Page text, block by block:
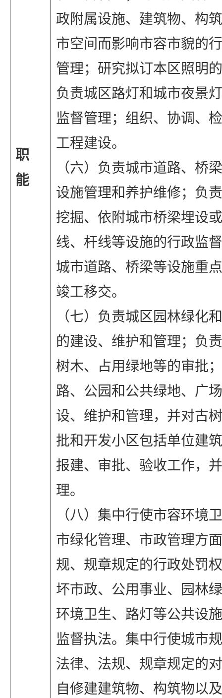
职
能
政附属设施、建筑物、构
市空间而影响市容市貌的
管理；研究拟订本区照明
负责城区路灯和城市夜景
监督管理；组织、协调、
工程建设。
（六）负责城市道路、桥
设施管理和养护维修；负
挖掘、依附城市桥梁埋设
线、杆线等设施的行政监
城市道路、桥梁等设施重
竣工移交。
（七）负责城区园林绿化
的建设、维护和管理；负
树木、占用绿地等的审批
路、公园和公共绿地、广
设、维护和管理，并对古
批和开发小区包括单位建
报建、审批、验收工作，
理。
（八）集中行使市容环境
市绿化管理、市政管理方
规、规章规定的行政处罚
坏市政、公用事业、园林
环境卫生、路灯等公共设
监督执法。集中行使城市
法律、法规、规章规定的
自修建建筑物、构筑物以